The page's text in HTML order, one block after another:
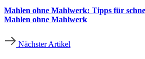
Mahlen ohne Mahlwerk: Tipps für
Mahlen ohne Mahlwerk
Nächster Artikel